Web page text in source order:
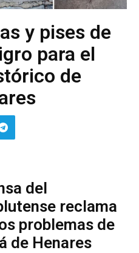
y pises de
para el
de
del
reclama
problemas de
de Henares